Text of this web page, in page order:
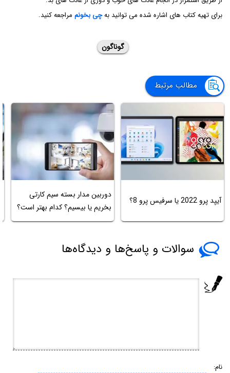
برای تهیه کتاب های اشاره شده می توانید بهچی بخونم مراجعه کنید.
گوناگون
مطالب مرتبط
آیپد پرو 2022 یا سرفیس پرو 8؟
دوربین مدار بسته سیم کارتی
بخریم یا بیسیم؟ کدام بهتر است؟
سوالات و پاسخ‌ها و دیدگاه‌ها
نام: